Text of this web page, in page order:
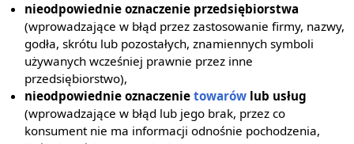
nieodpowiednie oznaczenie przedsiębiorstwa
(wprowadzające w błąd przez zastosowanie firmy, nazwy,
godła, skrótu lub pozostałych, znamiennych symboli
używanych wcześniej prawnie przez inne
przedsiębiorstwo),
nieodpowiednie oznaczenietowarów lub usług
(wprowadzające w błąd lub jego brak, przez co
konsument nie ma informacji odnośnie pochodzenia,